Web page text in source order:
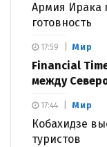
Армия Ирака
готовность
Мир
Financial
между
17:59
Мир
Кобахидзе
туристов
17:44